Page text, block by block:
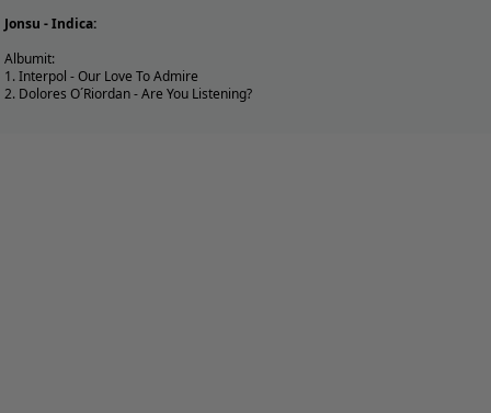
Jonsu - Indica:
Albumit:
1. Interpol - Our Love To Admire
2. Dolores O´Riordan - Are You Listening?